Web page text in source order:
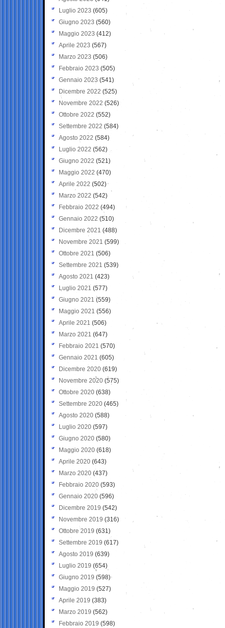
Luglio 2023 (605)
Giugno 2023 (560)
Maggio 2023 (412)
Aprile 2023 (567)
Marzo 2023 (506)
Febbraio 2023 (505)
Gennaio 2023 (541)
Dicembre 2022 (525)
Novembre 2022 (526)
Ottobre 2022 (552)
Settembre 2022 (584)
Agosto 2022 (584)
Luglio 2022 (562)
Giugno 2022 (521)
Maggio 2022 (470)
Aprile 2022 (502)
Marzo 2022 (542)
Febbraio 2022 (494)
Gennaio 2022 (510)
Dicembre 2021 (488)
Novembre 2021 (599)
Ottobre 2021 (506)
Settembre 2021 (539)
Agosto 2021 (423)
Luglio 2021 (577)
Giugno 2021(559)
Maggio 2021 (556)
Aprile 2021 (506)
Marzo 2021 (647)
Febbraio 2021 (570)
Gennaio 2021 (605)
Dicembre 2020 (619)
Novembre 2020 (575)
Ottobre 2020 (638)
Settembre 2020(465)
Agosto 2020 (588)
Luglio 2020 (597)
Giugno 2020 (580)
Maggio 2020 (618)
Aprile 2020 (643)
Marzo 2020 (437)
Febbraio 2020 (593)
Gennaio 2020 (596)
Dicembre 2019 (542)
Novembre 2019 (316)
Ottobre 2019 (631)
Settembre 2019 (617)
Agosto 2019 (639)
Luglio 2019 (654)
Giugno 2019 (598)
Maggio 2019 (527)
Aprile 2019 (383)
Marzo 2019 (562)
Febbraio 2019 (598)